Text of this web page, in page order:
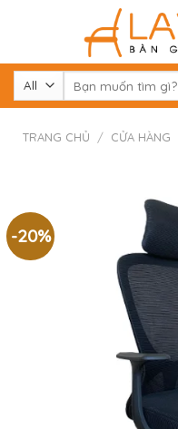
kiếm:
TRANG CHỦ / CỬA HÀNG
-20%